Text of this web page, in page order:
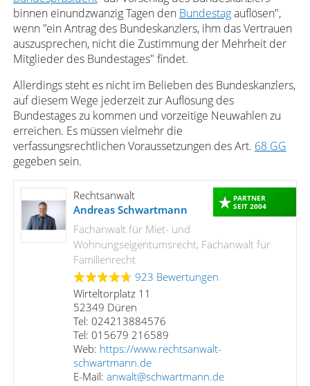
binnen einundzwanzig Tagen den Bundestagauflösen",
wenn "ein Antrag des Bundeskanzlers, ihm das Vertrauen
auszusprechen, nicht die Zustimmung der Mehrheit der
Mitglieder des Bundestages" findet.
Allerdings steht es nicht im Belieben des Bundeskanzlers,
auf diesem Wege jederzeit zur Auflösung des
Bundestages zu kommen und vorzeitige Neuwahlen zu
erreichen. Es müssen vielmehr die
verfassungsrechtlichen Voraussetzungen des Art. 68 GG
gegeben sein.
PARTNER
SEIT 2004
Rechtsanwalt
Andreas Schwartmann
Fachanwalt für Miet- und
Wohnungseigentumsrecht, Fachanwalt für
Familienrecht
923 Bewertungen
Wirteltorplatz 11
52349 Düren
Tel: 024213884576
Tel: 015679 216589
Web: https://www.rechtsanwalt-
schwartmann.de
E-Mail:anwalt@schwartmann.de